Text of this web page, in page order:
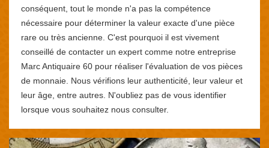
conséquent, tout le monde n'a pas la compétence
nécessaire pour déterminer la valeur exacte d'une pièce
rare ou très ancienne. C'est pourquoi il est vivement
conseillé de contacter un expert comme notre entreprise
Marc Antiquaire 60 pour réaliser l'évaluation de vos pièces
de monnaie. Nous vérifions leur authenticité, leur valeur et
leur âge, entre autres. N'oubliez pas de vous identifier
lorsque vous souhaitez nous consulter.